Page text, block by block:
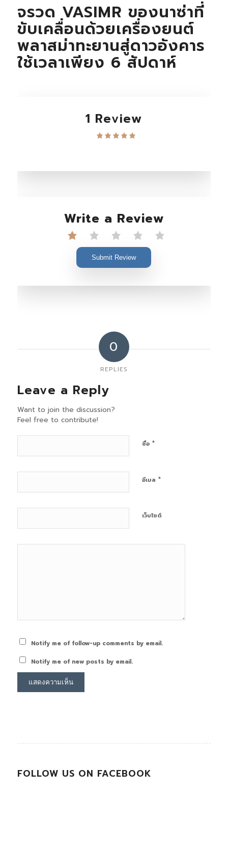
จรวด VASIMR ของนาซ่าที่
ขับเคลื่อนด้วยเครื่องยนต์
พลาสม่าทะยานสู่ดาวอังคาร
ใช้เวลาเพียง 6 สัปดาห์
1 Review
Write a Review
Submit Review
0
REPLIES
Leave a Reply
Want to join the discussion?
Feel free to contribute!
ชื่อ *
อีเมล *
เว็บไซต์
Notify me of follow-up comments by email.
Notify me of new posts by email.
FOLLOW US ON FACEBOOK